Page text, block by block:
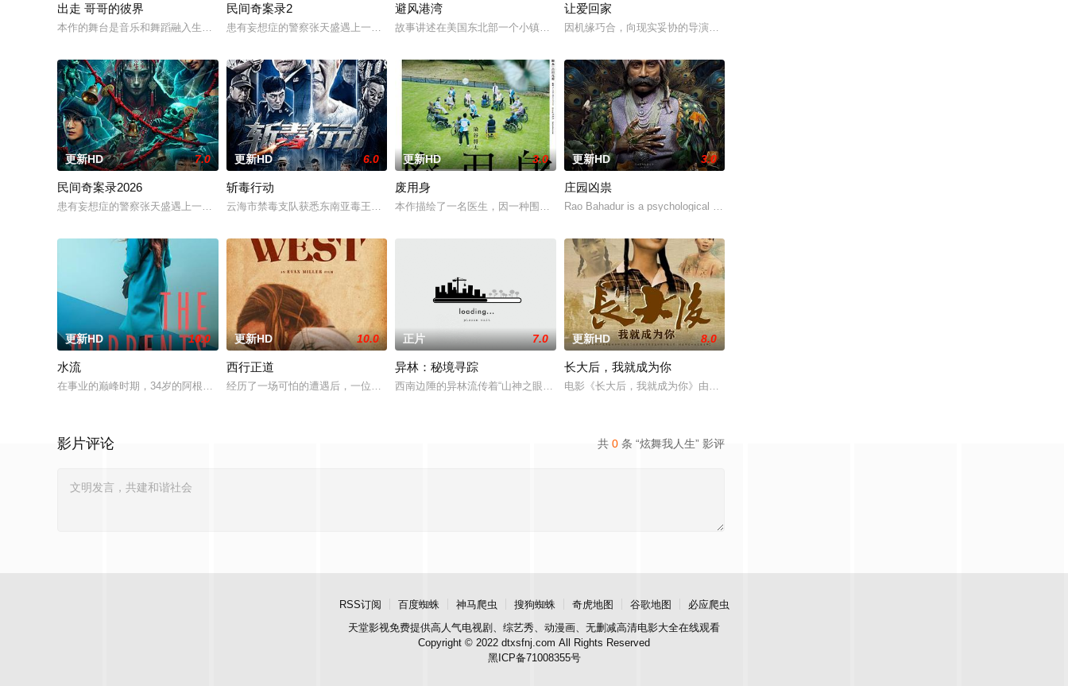
出走 哥哥的彼界
本作的舞台是音乐和舞蹈融入生活的冲绳。与母亲朱音、妹妹舞一起生活的照屋踊，憧憬舞蹈学校的丽
民间奇案录2
患有妄想症的警察张天盛遇上一起离奇的神像杀人事件，勘案过程中，牵引出“婴胎报仇”，“娘娘索
避风港湾
故事讲述在美国东北部一个小镇的农场，一个怀抱音乐理想的男孩，在追求爱情与理想的道路上历经的
让爱回家
因机缘巧合，向现实妥协的导演朱达仁萌生拍一部《河南人在北京》电影的念头，在说服主编姚松、老
更新HD 7.0
民间奇案录2026
患有妄想症的警察张天盛遇上一起离奇的神像杀人事件，勘案过程中，牵引出“婴胎报仇”，“娘娘索
更新HD 6.0
斩毒行动
云海市禁毒支队获悉东南亚毒王廖爷将携600余公斤毒品来云交易，火速成立“斩毒行动”专案组，
更新HD 3.0
废用身
本作描绘了一名医生，因一种围绕“废用身”——因瘫痪等原因已无恢复可能的四肢——的治疗方法，
更新HD 3.0
庄园凶祟
Rao Bahadur is a psychological drama set agai
更新HD 10.0
水流
在事业的巅峰时期，34岁的阿根廷造型师丽娜在瑞士的一场颁奖典礼后，被一种突如其来的冲动驱使
更新HD 10.0
西行正道
经历了一场可怕的遭遇后，一位小镇女子向疏远的哥哥借了钱，独自一人踏上穿越西德克萨斯州的旅程
正片 7.0
异林：秘境寻踪
西南边陲的异林流传着“山神之眼”的恐怖传说，生物系学生苏瑶与同学进山科考，却因遭遇飓风来袭
更新HD 8.0
长大后，我就成为你
电影《长大后，我就成为你》由中共四川省第十一届党代表、第十二届中华慈善奖最具爱心慈善楷模张
共 0 条 “炫舞我人生” 影评
影片评论
RSS订阅 百度蜘蛛 神马爬虫 搜狗蜘蛛 奇虎地图 谷歌地图
必应爬虫
天堂影视免费提供高人气电视剧、综艺秀、动漫画、无删减高清电影大全在线观看
Copyright © 2022 dtxsfnj.com All Rights Reserved
黑ICP备71008355号